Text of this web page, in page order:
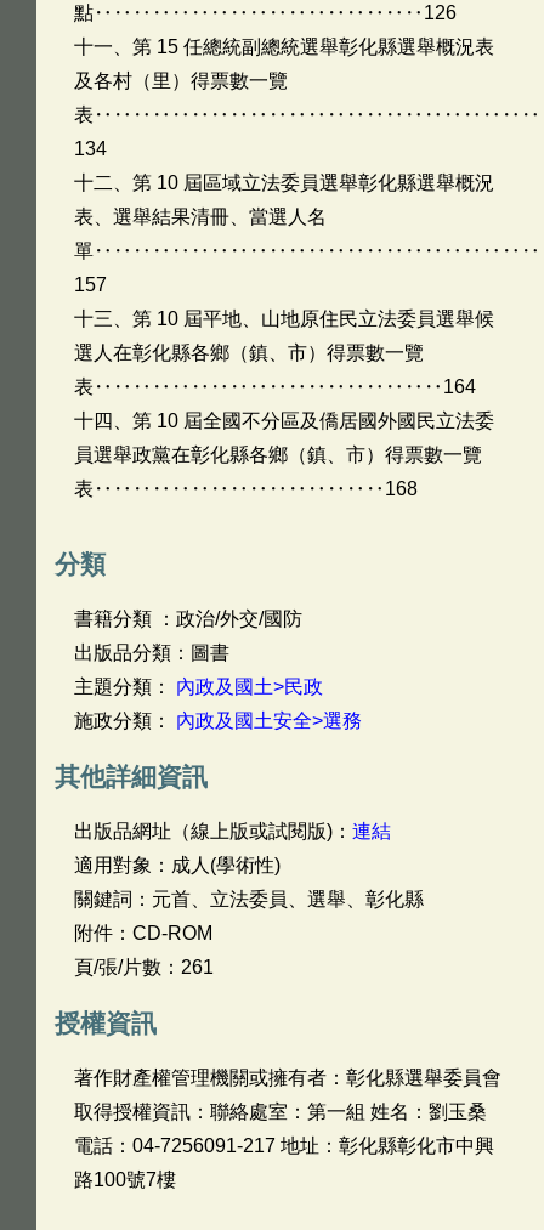
點‥‥‥‥‥‥‥‥‥‥‥‥‥‥‥‥‥126
十一、第 15 任總統副總統選舉彰化縣選舉概況表
及各村（里）得票數一覽
表
134
十二、第 10 屆區域立法委員選舉彰化縣選舉概況
表、選舉結果清冊、當選人名
單‥‥‥‥‥‥‥‥‥‥‥‥‥‥‥‥‥‥‥‥‥‥‥
157
十三、第 10 屆平地、山地原住民立法委員選舉候
選人在彰化縣各鄉（鎮、市）得票數一覽
表‥‥‥‥‥‥‥‥‥‥‥‥‥‥‥‥‥‥164
十四、第 10 屆全國不分區及僑居國外國民立法委
員選舉政黨在彰化縣各鄉（鎮、市）得票數一覽
表‥‥‥‥‥‥‥‥‥‥‥‥‥‥‥168
分類
書籍分類 ：政治/外交/國防
出版品分類：圖書
主題分類： 內政及國土>民政
施政分類： 內政及國土安全>選務
其他詳細資訊
出版品網址（線上版或試閱版)： 連結
適用對象：成人(學術性)
關鍵詞：元首、立法委員、選舉、彰化縣
附件：CD-ROM
頁/張/片數：261
授權資訊
著作財產權管理機關或擁有者：彰化縣選舉委員會
取得授權資訊：聯絡處室：第一組 姓名：劉玉桑
電話：04-7256091-217 地址：彰化縣彰化市中興
路100號7樓